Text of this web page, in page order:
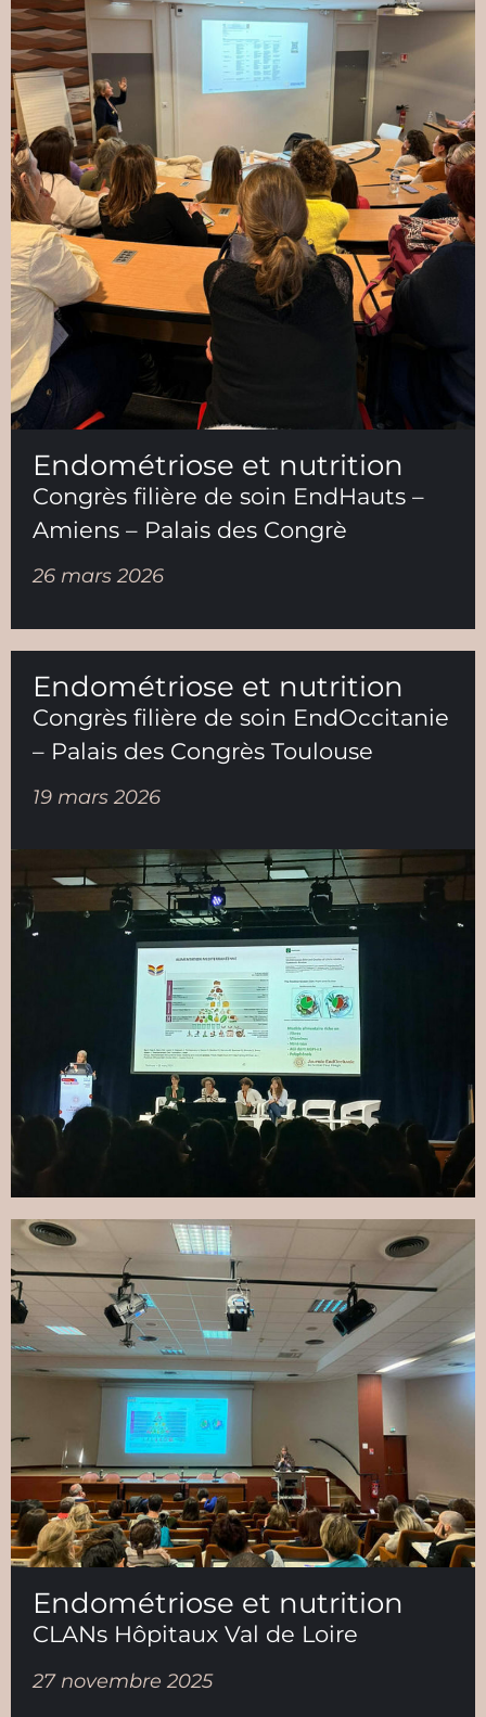
Endométriose et nutrition
Congrès filière de soin EndHauts –
Amiens – Palais des Congrè
26 mars 2026
Endométriose et nutrition
Congrès filière de soin EndOccitanie
– Palais des Congrès Toulouse
19 mars 2026
Endométriose et nutrition
CLANs Hôpitaux Val de Loire
27 novembre 2025